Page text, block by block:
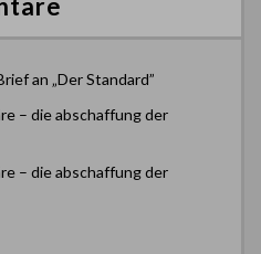
an „Der Standard”
– die abschaffung der
– die abschaffung der